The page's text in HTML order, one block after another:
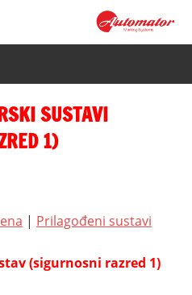
–
Industrijsko
SUSTAVI
1)
| Prilagođeni sustavi
(sigurnosni razred 1)